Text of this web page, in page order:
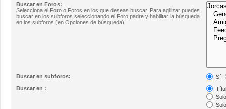
Buscar en Foros:
Selecciona el Foro o Foros en los que deseas buscar. Para agilizar puedes
buscar en los subforos seleccionando el Foro padre y habilitar la búsqueda
en los subforos (en Opciones de búsqueda).
Buscar en subforos:
Sí
Buscar en :